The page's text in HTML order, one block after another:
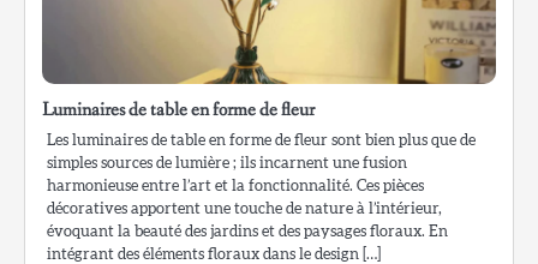
Luminaires de table en forme de fleur
Les luminaires de table en forme de fleur sont bien plus que de
simples sources de lumière ; ils incarnent une fusion
harmonieuse entre l’art et la fonctionnalité. Ces pièces
décoratives apportent une touche de nature à l’intérieur,
évoquant la beauté des jardins et des paysages floraux. En
intégrant des éléments floraux dans le design […]